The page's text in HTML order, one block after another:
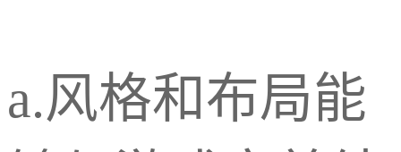
a.风格和布局能